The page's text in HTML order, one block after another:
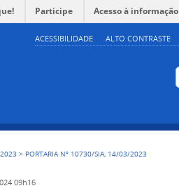
ACESSIBILIDADE ALTO CONTRASTE
Participe Acesso à informação
2023 > PORTARIA Nº 10730/SIA, 14/03/2023
09h16